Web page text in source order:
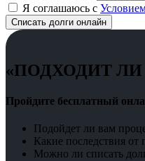
Я соглашаюсь с
Списать долги онлайн
«ПОДХОДИТ
Пройдите бесплатный
Подойдет ли вам
Какие последствия от
Можно ли списать